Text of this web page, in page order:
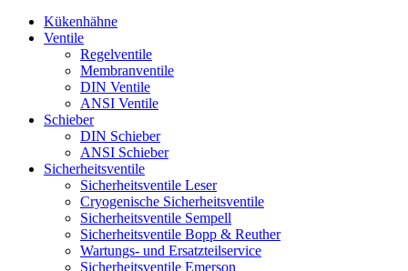
Kükenhähne
Ventile
Regelventile
Membranventile
DIN Ventile
ANSI Ventile
Schieber
DIN Schieber
ANSI Schieber
Sicherheitsventile
Sicherheitsventile Leser
Cryogenische Sicherheitsventile
Sicherheitsventile Sempell
Sicherheitsventile Bopp & Reuther
Wartungs- und Ersatzteilservice
Sicherheitsventile Emerson